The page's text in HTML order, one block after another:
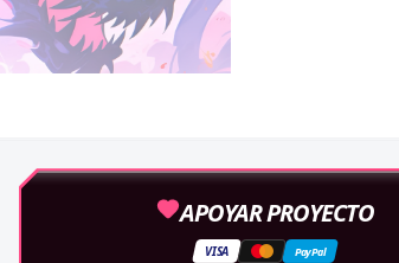
APOYAR PROYECTO
VISA PayPal